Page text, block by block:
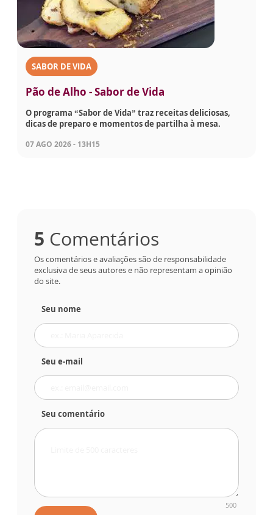
SABOR DE VIDA
Pão de Alho - Sabor de Vida
O programa “Sabor de Vida” traz receitas deliciosas,
dicas de preparo e momentos de partilha à mesa.
07 AGO 2026 - 13H15
5 Comentários
Os comentários e avaliações são de responsabilidade
exclusiva de seus autores e não representam a opinião
do site.
Seu nome
Seu e-mail
Seu comentário
500